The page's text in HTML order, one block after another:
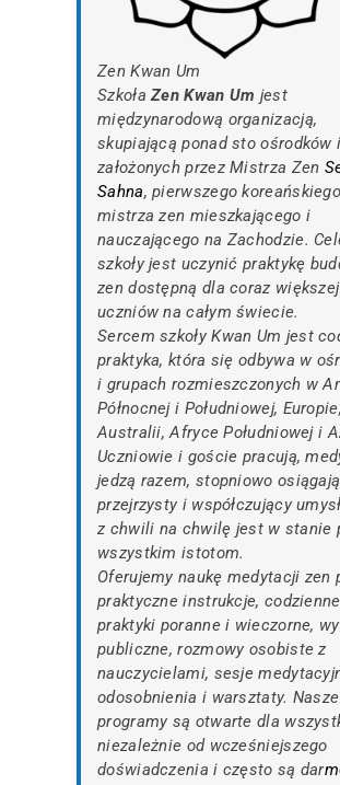
Zen Kwan Um
SzkołaZen Kwan Um jest
międzynarodową organizacją,
skupiającą ponad sto ośrodków
założonych przez Mistrza Zen
Sahna, pierwszego koreańskiego
mistrza zen mieszkającego i
nauczającego na Zachodzie.
szkoły jest uczynić praktykę
zen dostępną dla coraz
uczniów na całym świecie.
Sercem szkoły Kwan Um jest
praktyka, która się odbywa w
i grupach rozmieszczonych w
Północnej i Południowej, Europie,
Australii, Afryce Południowej i
Uczniowie i goście pracują,
jedzą razem, stopniowo
przejrzysty i współczujący
z chwili na chwilę jest w stanie
wszystkim istotom.
Oferujemy naukę medytacji zen
praktyczne instrukcje, codzienne
praktyki poranne i wieczorne,
publiczne, rozmowy osobiste z
nauczycielami, sesje
odosobnienia i warsztaty. Nasze
programy są otwarte dla
niezależnie od wcześniejszego
doświadczenia i często są dar